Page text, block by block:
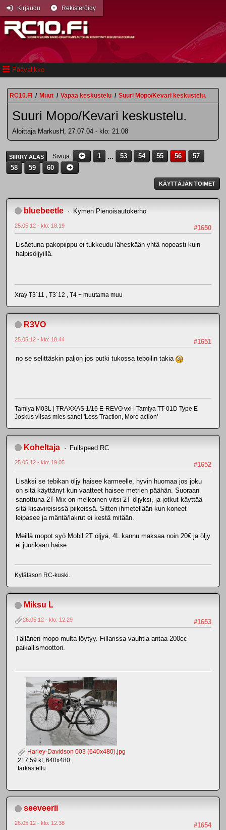
Päävalikko
Kirjaudu Rekisteröidy
RC10.FI / Muut / Vapaa keskustelu / Suuri Mopo/Kevari keskustelu.
Suuri Mopo/Kevari keskustelu.
Aloittaja MarkusH, 27.07.04 - klo: 21.08
SIIRRY ALAS Sivuja 1 ... 53 54 55 56
57
58
59 60
KÄYTTÄJÄN TOIMET
bluebeetle Kymen Pienoisautokerho
#1650
25.05.12 - klo: 18.19
Lisäetuna pakopiippu ei tukkeudu läheskään yhtä nopeasti kuin
halpisöljyillä.
Xray T3´11 , T3´12 , T4 + muutama muu
R3VO
#1651
25.05.12 - klo: 18.44
no se selittäskin paljon jos putki tukossa teboilin takia
Tamiya M03L | TRAXXAS 1/16 E-REVO vxl| Tamiya TT-01D Type E
Joskus viisas mies sanoi 'Less Traction, More action'
Koheltaja Fullspeed RC
#1652
25.05.12 - klo: 19.05
Lisäksi se tebikan öljy haisee karmeelle, hyvin huomaa jos joku
on sitä käyttänyt kun vaatteet haisee metrien päähän. Suoraan
sanottuna 2T-Mix on melkoinen vitsi 2T öljyksi, ja jotkut käyttää
sitä kisavireisissä piikeissä. Sitten ihmetellään kun koneet
leipasee ja mäntä/lakrut ei kestä mitään.
Meillä mopot syö Mobil 2T öljyä, 4L kannu maksaa noin 20€ ja öljy
ei juurikaan haise.
Kylätason RC-kuski.
Miksu L
#1653
26.05.12 - klo: 12.29
Tällänen mopo multa löytyy. Fillarissa vauhtia antaa 200cc
paikallismoottori.
Harley-Davidson 003 (640x480).jpg
217.59 kt, 640x480
tarkasteltu
seeveerii
#1654
26.05.12 - klo: 12.38